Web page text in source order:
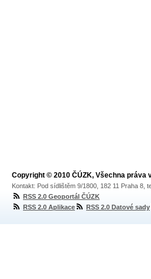
Copyright © 2010 ČÚZK, Všechna práva
Kontakt: Pod sídlištěm 9/1800, 182 11 Praha 8,
RSS 2.0 Geoportál ČÚZK
RSS 2.0 Aplikace
RSS 2.0 Datové sady